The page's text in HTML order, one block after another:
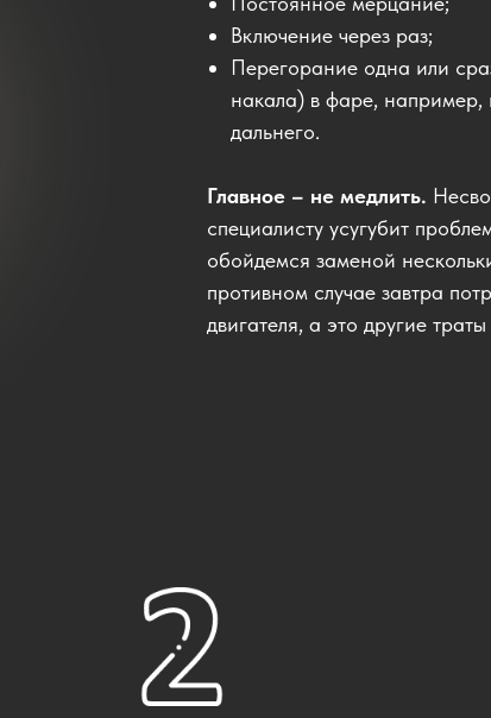
Включение через раз;
Перегорание одна или
накала) в фаре, например,
дальнего.
Главное – не медлить.
специалисту усугубит
обойдемся заменой
противном случае завтра
двигателя, а это другие